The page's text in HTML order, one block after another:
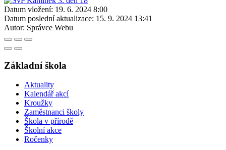
Datum vložení: 19. 6. 2024 8:00
Datum poslední aktualizace: 15. 9. 2024 13:41
Autor: Správce Webu
Základní škola
Aktuality
Kalendář akcí
Kroužky
Zaměstnanci školy
Škola v přírodě
Školní akce
Ročenky